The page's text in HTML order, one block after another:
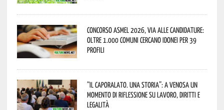
Concorso Asmel 2026, via alle candidature:
oltre 1.000 Comuni cercano idonei per 39
profili
“Il caporalato. Una storia”: a Venosa un
momento di riflessione su lavoro, diritti e
legalità